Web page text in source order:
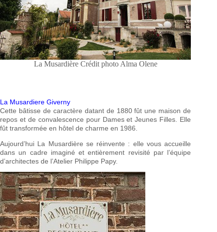
La Musardière Crédit photo Alma Olene
La Musardiere Giverny
Cette bâtisse de caractère datant de 1880 fût une maison de
repos et de convalescence pour Dames et Jeunes Filles. Elle
fût transformée en hôtel de charme en 1986.
Aujourd’hui La Musardière se réinvente : elle vous accueille
dans un cadre imaginé et entièrement revisité par l’équipe
d’architectes de l’Atelier Philippe Papy.